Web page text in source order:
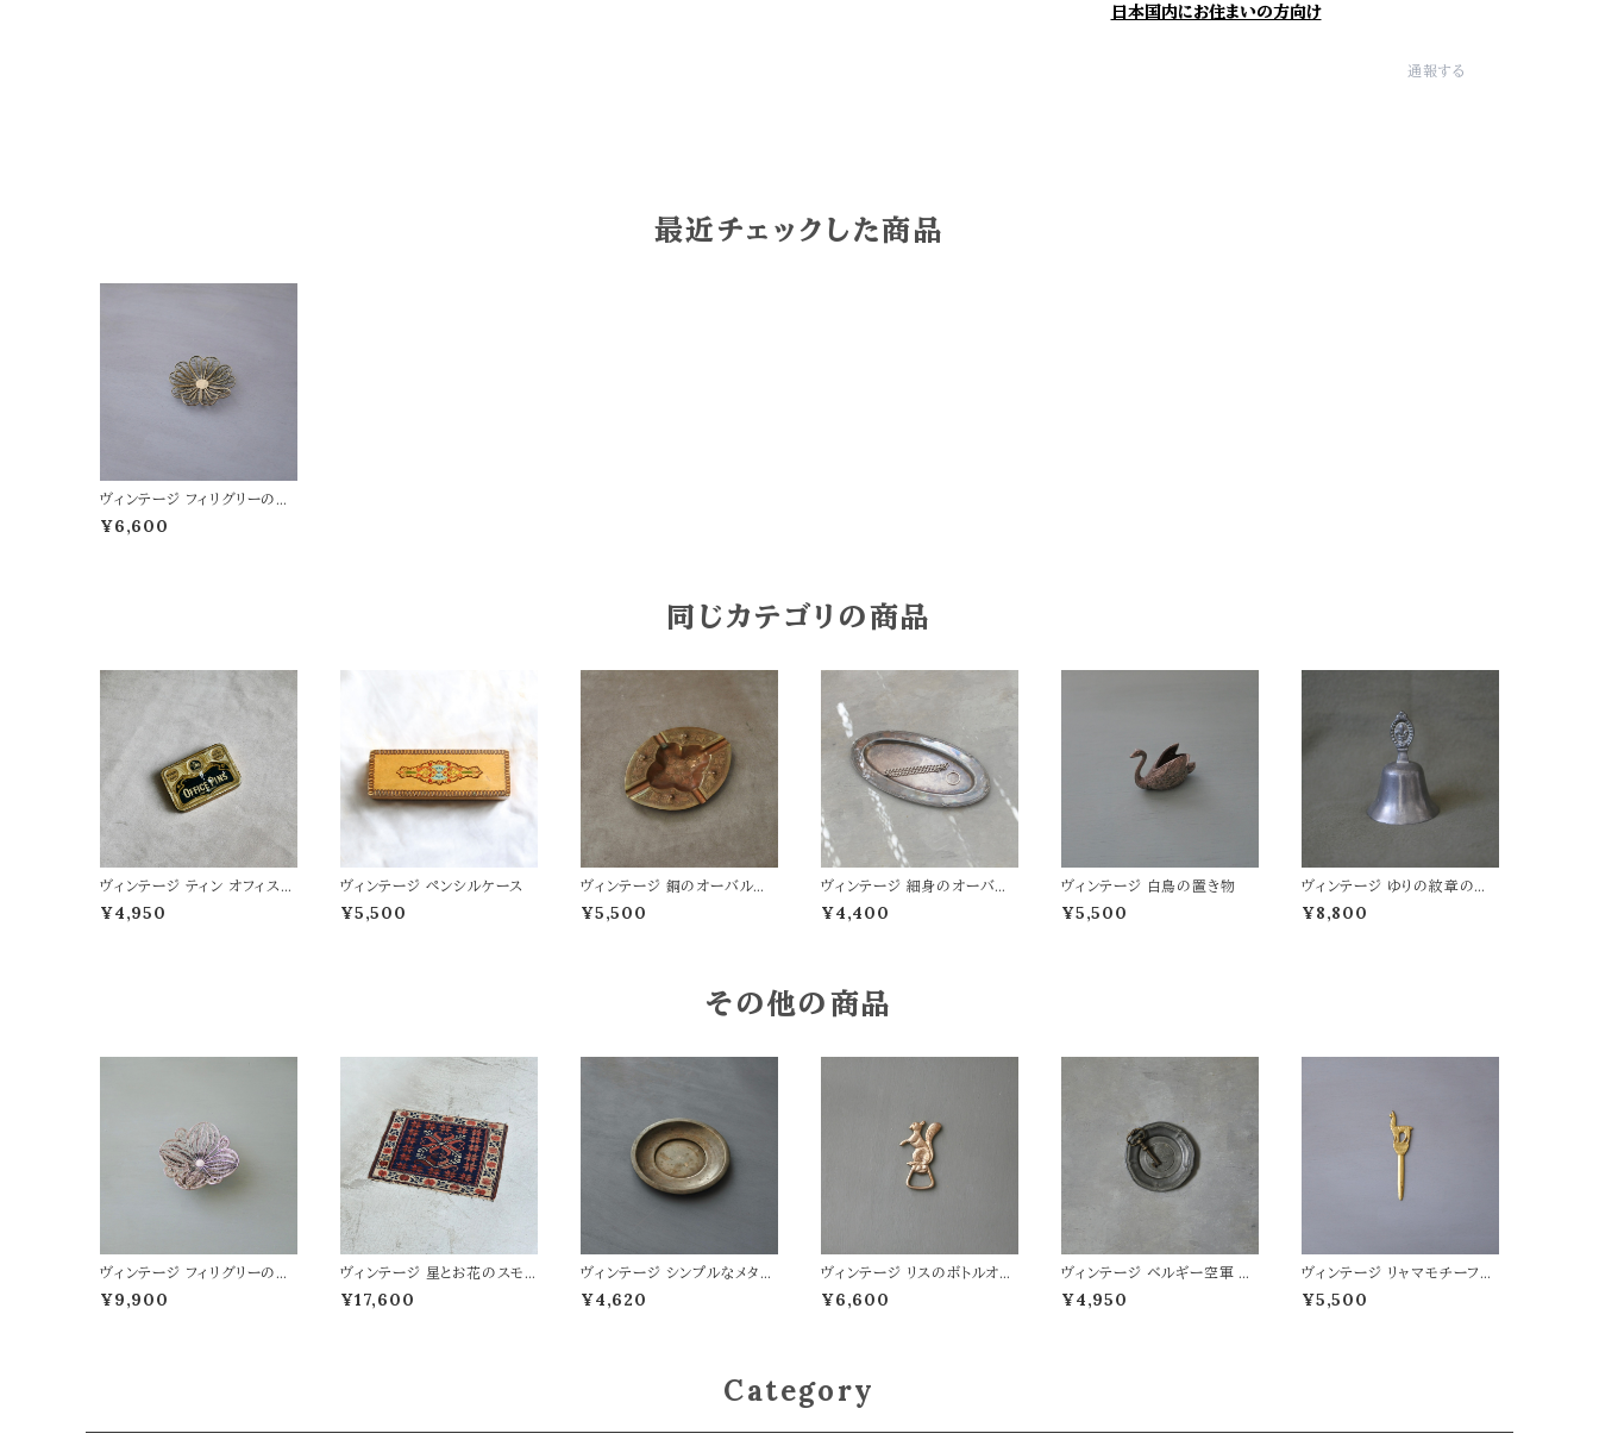
日本国内にお住まいの方向け
通報する
最近チェックした商品
ヴィンテージ フィリグリーの小
ぶりなトレイ
¥6,600
同じカテゴリの商品
ヴィンテージ ティン オフィスピ
ン
¥4,950
ヴィンテージ ペンシルケース
¥5,500
ヴィンテージ 銅のオーバルア
ッシュトレイ
¥5,500
ヴィンテージ 細身のオーバル
プレート
¥4,400
ヴィンテージ 白鳥の置き物
¥5,500
ヴィンテージ ゆりの紋章のハ
ンドベル
¥8,800
その他の商品
ヴィンテージ フィリグリーの脚
付きトレイ
¥9,900
ヴィンテージ 星とお花のスモ
ールラグ 56×47
¥17,600
ヴィンテージ シンプルなメタル
トレイ
¥4,620
ヴィンテージ リスのボトルオー
プナー
¥6,600
ヴィンテージ ベルギー空軍 ピ
ュータートレイ
¥4,950
ヴィンテージ リャマモチーフの
ペーパーナイフ
¥5,500
Category